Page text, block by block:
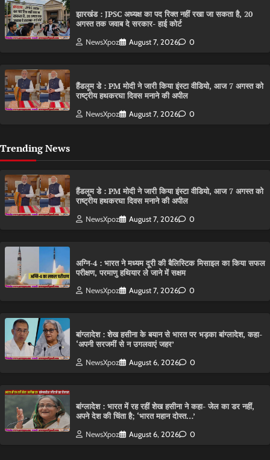
झारखंड : JPSC अध्यक्ष का पद रिक्त नहीं रखा जा सकता है, 20
अगस्त तक जवाब दे सरकार- हाई कोर्ट
NewsXpoz August 7, 2026 0
हैंडलूम डे : PM मोदी ने जारी किया इंस्टा वीडियो, आज 7 अगस्त को
राष्ट्रीय हथकरघा दिवस मनाने की अपील
NewsXpoz August 7, 2026 0
Trending News
हैंडलूम डे : PM मोदी ने जारी किया इंस्टा वीडियो, आज 7 अगस्त को
राष्ट्रीय हथकरघा दिवस मनाने की अपील
NewsXpoz August 7, 2026 0
अग्नि-4 : भारत ने मध्यम दूरी की बैलिस्टिक मिसाइल का किया सफल
परीक्षण, परमाणु हथियार ले जाने में सक्षम
NewsXpoz August 7, 2026 0
बांग्लादेश : शेख हसीना के बयान से भारत पर भड़का बांग्लादेश, कहा-
‘अपनी सरजमीं से न उगलवाएं जहर’
NewsXpoz August 6, 2026 0
बांग्लादेश : भारत में रह रहीं शेख हसीना ने कहा- जेल का डर नहीं,
अपने देश की चिंता है; ‘भारत महान दोस्त…’
NewsXpoz August 6, 2026 0